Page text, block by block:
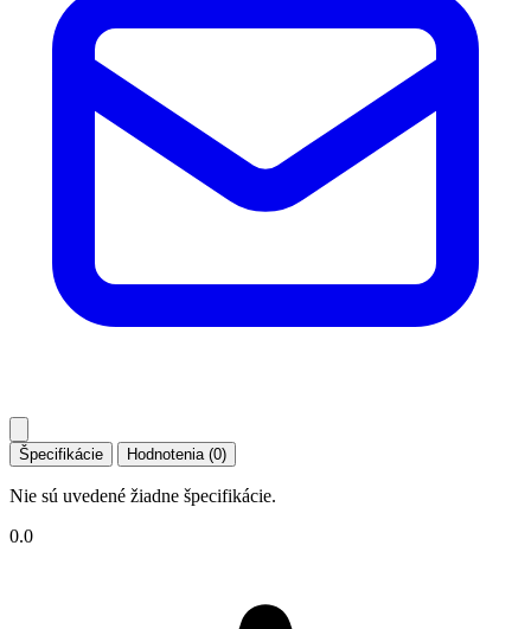
Špecifikácie Hodnotenia (0)
Nie sú uvedené žiadne špecifikácie.
0.0